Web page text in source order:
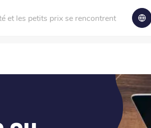
et les petits prix se rencontrent